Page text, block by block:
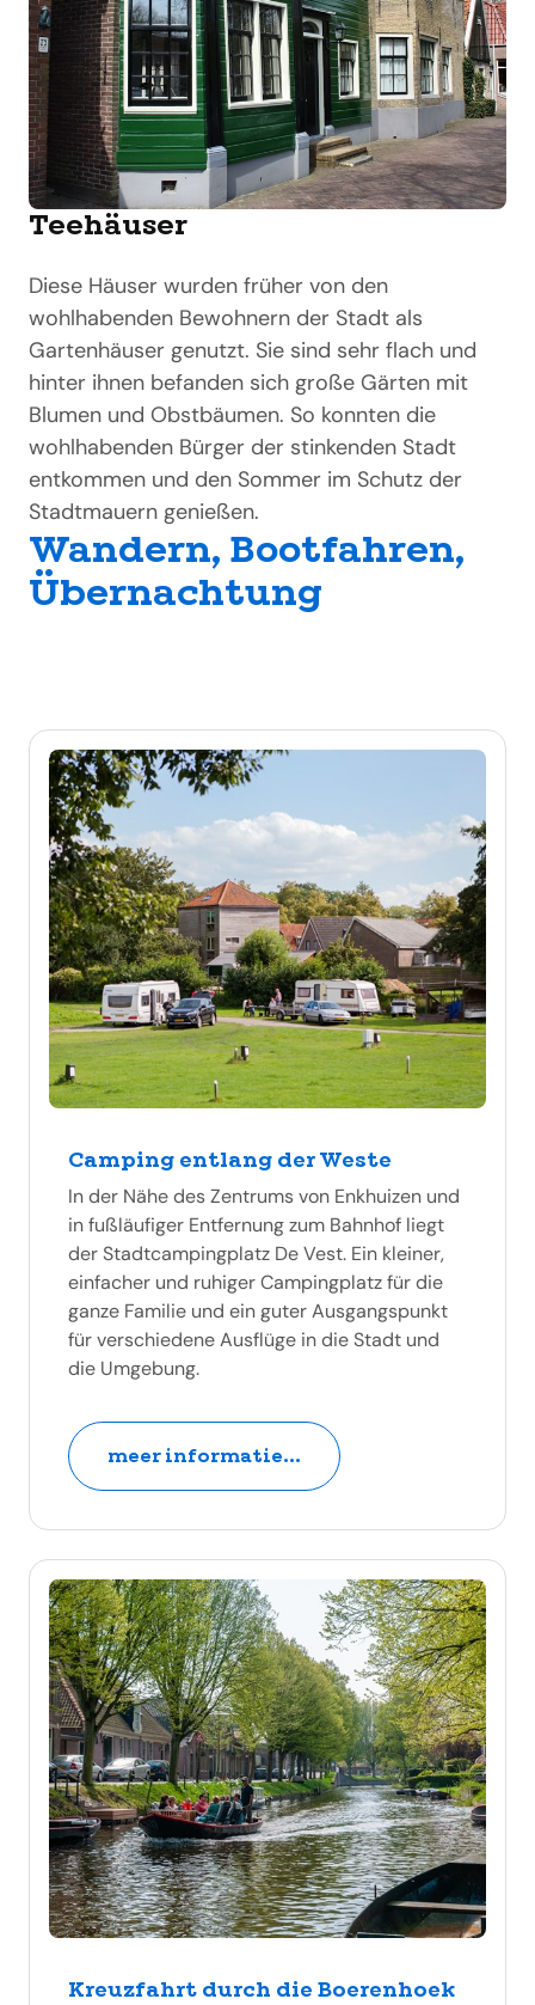
Teehäuser
Diese Häuser wurden früher von den
wohlhabenden Bewohnern der Stadt als
Gartenhäuser genutzt. Sie sind sehr flach und
hinter ihnen befanden sich große Gärten mit
Blumen und Obstbäumen. So konnten die
wohlhabenden Bürger der stinkenden Stadt
entkommen und den Sommer im Schutz der
Stadtmauern genießen.
Wandern, Bootfahren,
Übernachtung
Camping entlang der Weste
In der Nähe des Zentrums von Enkhuizen und
in fußläufiger Entfernung zum Bahnhof liegt
der Stadtcampingplatz De Vest. Ein kleiner,
einfacher und ruhiger Campingplatz für die
ganze Familie und ein guter Ausgangspunkt
für verschiedene Ausflüge in die Stadt und
die Umgebung.
meer informatie...
Kreuzfahrt durch die Boerenhoek